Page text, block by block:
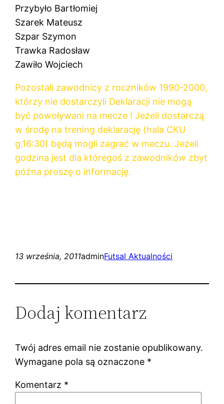
Przybyło Bartłomiej
Szarek Mateusz
Szpar Szymon
Trawka Radosław
Zawiło Wojciech
Pozostali zawodnicy z roczników 1990-2000,
którzy nie dostarczyli Deklaracji nie mogą
być powoływani na mecze ! Jeżeli dostarczą
w środę na trening deklarację (hala CKU
g.16:30) będą mogli zagrać w meczu. Jeżeli
godzina jest dla któregoś z zawodników zbyt
późna proszę o informację.
13 września, 2011adminFutsal Aktualności
Dodaj komentarz
Twój adres email nie zostanie opublikowany.
Wymagane pola są oznaczone *
Komentarz *